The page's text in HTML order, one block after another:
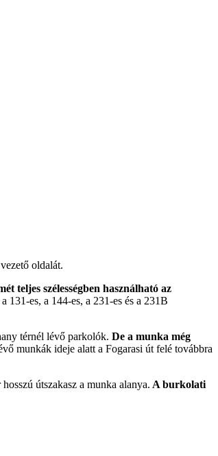
oldalát.
teljes szélességben használható az
131-es, a 144-es, a 231-es és a 231B
térnél lévő parkolók. De a munka még
munkák ideje alatt a Fogarasi út felé továbbra
útszakasz a munka alanya. A burkolati